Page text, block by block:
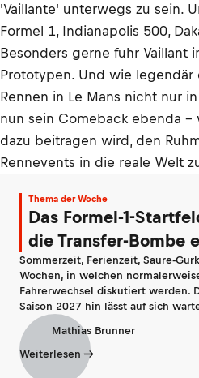
'Vaillante' unterwegs zu sein.
Formel 1, Indianapolis 500,
Besonders gerne fuhr Vaillant
Prototypen. Und wie legendär
Rennen in Le Mans nicht nur
nun sein Comeback ebenda –
dazu beitragen wird, den
Rennevents in die reale Welt
Thema der Woche
Das Formel-1-
die Transfer-Bombe
Sommerzeit, Ferienzeit, Saure-
Wochen, in welchen
Fahrerwechsel diskutiert werden.
Saison 2027 hin lässt auf sich
Mathias Brunner
Weiterlesen